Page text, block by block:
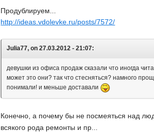
Продублируем...
http://ideas.vdolevke.ru/posts/7572/
Julia77, on 27.03.2012 - 21:07:
девушки из офиса продаж сказали что иногда
может это они? так что стесняться? намного
понимали! и меньше доставали
Конечно, а почему бы не посмеяться над
всякого рода ремонты и пр...